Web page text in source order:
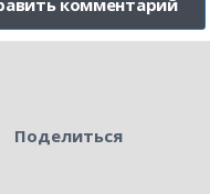
Поделиться